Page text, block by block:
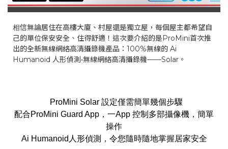
相信無論居住在高樓大廈、村屋還是獨立屋，每個屋主都希望自
己的單位保安安全、住得舒適！這次要介紹的是ProMini首次推
出的全新無線網絡高清攝錄機產品： 100%無線的 Ai
Humanoid 人形偵測•無線網絡高清攝錄機——Solar。
ProMini Solar 設定僅需簡單幾個步驟
配合ProMini Guard App，一App 控制多部攝像機，簡單
操作
Ai Humanoid人形偵測，令您隨時隨地掌握居家安全